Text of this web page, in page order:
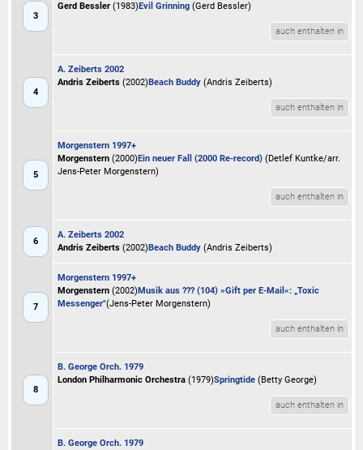
3
Gerd Bessler (1983) Evil Grinning (Gerd Bessler)
auch enthalten in
4
A. Zeiberts 2002
Andris Zeiberts (2002) Beach Buddy (Andris Zeiberts)
auch enthalten in
5
Morgenstern 1997+
Morgenstern (2000) Ein neuer Fall (2000 Re-record) (Detlef Kuntke/arr.
Jens-Peter Morgenstern)
auch enthalten in
6
A. Zeiberts 2002
Andris Zeiberts (2002) Beach Buddy (Andris Zeiberts)
7
Morgenstern 1997+
Morgenstern (2002) Musik aus ??? (104) »Gift per E-Mail«: „Toxic
Messenger"(Jens-Peter Morgenstern)
auch enthalten in
8
B. George Orch. 1979
London Philharmonic Orchestra (1979)Springtide (Betty George)
auch enthalten in
B. George Orch. 1979